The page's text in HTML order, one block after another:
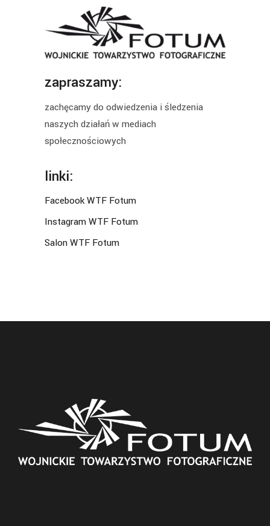
zapraszamy:
zachęcamy do odwiedzenia i śledzenia
naszych działań w mediach
społecznościowych
linki:
Facebook WTF Fotum
Instagram WTF Fotum
Salon WTF Fotum